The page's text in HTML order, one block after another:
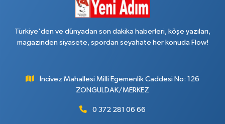
Türkiye'den ve dünyadan son dakika haberleri, köşe yazıları,
magazinden siyasete, spordan seyahate her konuda Flow!
İncivez Mahallesi Milli Egemenlik Caddesi No: 126
ZONGULDAK/MERKEZ
0 372 281 06 66